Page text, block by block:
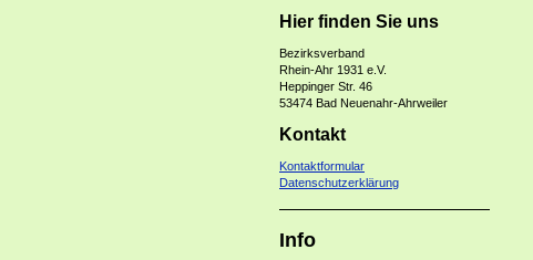
Hier finden Sie uns
Bezirksverband
Rhein-Ahr 1931 e.V.
Heppinger Str. 46
53474 Bad Neuenahr-Ahrweiler
Kontakt
Kontaktformular
Datenschutzerklärung
Info